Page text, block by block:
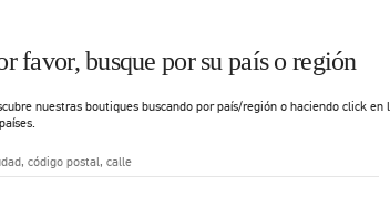
favor, busque por su país o región
nuestras boutiques buscando por país/región o haciendo click en